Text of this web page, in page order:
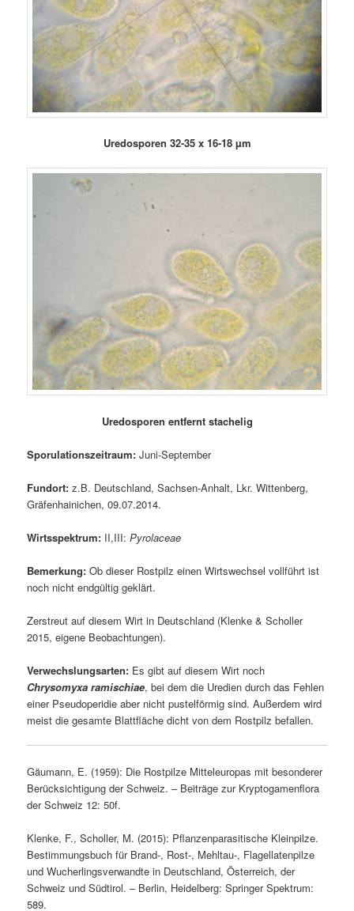
Uredosporen 32-35 x 16-18 µm
Uredosporen entfernt stachelig
Sporulationszeitraum: Juni-September
Fundort: z.B. Deutschland, Sachsen-Anhalt, Lkr. Wittenberg,
Gräfenhainichen, 09.07.2014.
Wirtsspektrum: II,III:Pyrolaceae
Bemerkung: Ob dieser Rostpilz einen Wirtswechsel vollführt ist
noch nicht endgültig geklärt.
Zerstreut auf diesem Wirt in Deutschland (Klenke & Scholler
2015, eigene Beobachtungen).
Verwechslungsarten: Es gibt auf diesem Wirt noch
Chrysomyxa ramischiae, bei dem die Uredien durch das Fehlen
einer Pseudoperidie aber nicht pustelförmig sind. Außerdem wird
meist die gesamte Blattfläche dicht von dem Rostpilz befallen.
Gäumann, E. (1959): Die Rostpilze Mitteleuropas mit besonderer
Berücksichtigung der Schweiz. – Beiträge zur Kryptogamenflora
der Schweiz 12: 50f.
Klenke, F., Scholler, M. (2015): Pflanzenparasitische Kleinpilze.
Bestimmungsbuch für Brand-, Rost-, Mehltau-, Flagellatenpilze
und Wucherlingsverwandte in Deutschland, Österreich, der
Schweiz und Südtirol. – Berlin, Heidelberg: Springer Spektrum:
589.